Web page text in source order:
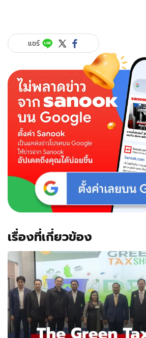
แชร์
เรื่องที่เกี่ยวข้อง